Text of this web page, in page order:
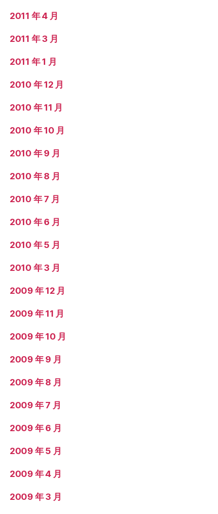
2011 年 4 月
2011 年 3 月
2011 年 1 月
2010 年 12 月
2010 年 11 月
2010 年 10 月
2010 年 9 月
2010 年 8 月
2010 年 7 月
2010 年 6 月
2010 年 5 月
2010 年 3 月
2009 年 12 月
2009 年 11 月
2009 年 10 月
2009 年 9 月
2009 年 8 月
2009 年 7 月
2009 年 6 月
2009 年 5 月
2009 年 4 月
2009 年 3 月